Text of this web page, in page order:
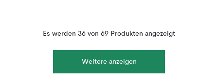
Es werden 36 von 69 Produkten angezeigt
Weitere anzeigen